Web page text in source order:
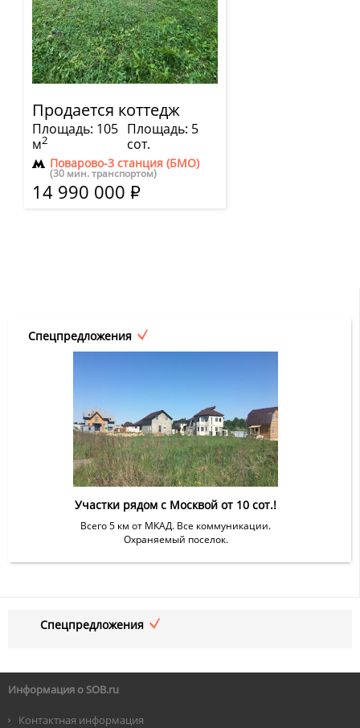
Продается коттедж
Площадь: 105
м2
Площадь: 5
сот.
Поварово-3 станция (БМО)
(30 мин. транспортом)
14 990 000 Р
Спецпредложения
Участки рядом с Москвой от 10 сот.!
Всего 5 км от МКАД. Все коммуникации.
Охраняемый поселок.
Спецпредложения
Информация о SOB.ru
Контактная информация